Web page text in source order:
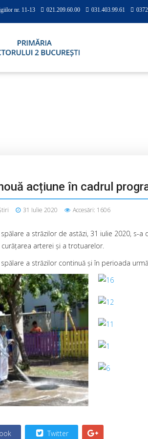
nr. 11-13 021.209.60.00 031.403.99.61
acțiune în cadrul
31 Iulie 2020 Accesări: 1606
a străzilor de astăzi, 31 iulie 2020, s-
arterei și a trotuarelor.
a străzilor continuă și în perioada
Twitter